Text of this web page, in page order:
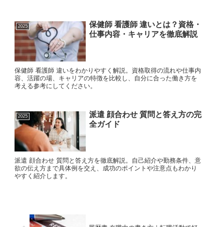
2025
保健師 看護師 違いとは？資格・
仕事内容・キャリアを徹底解説
保健師 看護師 違いをわかりやすく解説。資格取得の流れや仕事内
容、活躍の場、キャリアの特徴を比較し、自分に合った働き方を
考える参考にしてください。
2025
派遣 顔合わせ 質問と答え方の完
全ガイド
派遣 顔合わせ 質問と答え方を徹底解説。自己紹介や勤務条件、意
欲の伝え方まで具体例を交え、成功のポイントや注意点もわかり
やすく紹介します。